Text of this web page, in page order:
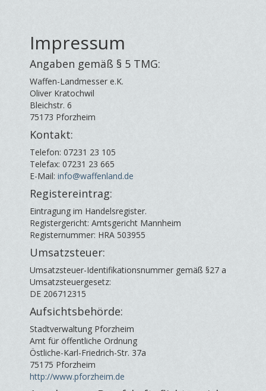
Impressum
Angaben gemäß § 5 TMG:
Waffen-Landmesser e.K.
Oliver Kratochwil
Bleichstr. 6
75173 Pforzheim
Kontakt:
Telefon: 07231 23 105
Telefax: 07231 23 665
E-Mail: info@waffenland.de
Registereintrag:
Eintragung im Handelsregister.
Registergericht: Amtsgericht Mannheim
Registernummer: HRA 503955
Umsatzsteuer:
Umsatzsteuer-Identifikationsnummer gemäß §27 a
Umsatzsteuergesetz:
DE 206712315
Aufsichtsbehörde:
Stadtverwaltung Pforzheim
Amt für öffentliche Ordnung
Östliche-Karl-Friedrich-Str. 37a
75175 Pforzheim
http://www.pforzheim.de